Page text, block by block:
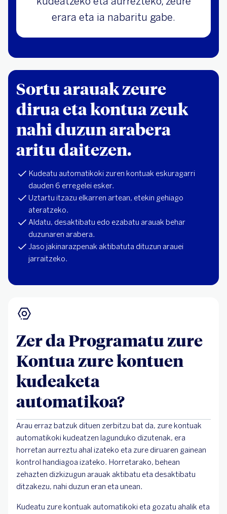
erara eta ia nabaritu gabe.
Sortu arauak zeure
dirua eta kontua zeuk
nahi duzun arabera
aritu daitezen.
Kudeatu automatikoki zuren kontuak eskuragarri
dauden 6 erregelei esker.
Uztartu itzazu elkarren artean, etekin gehiago
ateratzeko.
Aldatu, desaktibatu edo ezabatu arauak behar
duzunaren arabera.
Jaso jakinarazpenak aktibatuta dituzun arauei
jarraitzeko.
Zer da Programatu zure
Kontua zure kontuen
kudeaketa
automatikoa?
Arau erraz batzuk dituen zerbitzu bat da, zure kontuak
automatikoki kudeatzen lagunduko dizutenak, era
horretan aurreztu ahal izateko eta zure diruaren gainean
kontrol handiagoa izateko. Horretarako, behean
zehazten dizkizugun arauak aktibatu eta desaktibatu
ditzakezu, nahi duzun eran eta unean.
Kudeatu zure kontuak automatikoki eta gozatu ahalik eta